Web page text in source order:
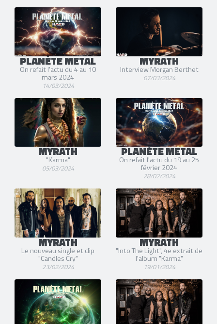
PLANÈTE METAL
On refait l'actu du 4 au 10
mars 2024
14/03/2024
MYRATH
Interview Morgan Berthet
07/03/2024
MYRATH
"Karma"
05/03/2024
PLANÈTE METAL
On refait l'actu du 19 au 25
février 2024
28/02/2024
MYRATH
Le nouveau single et clip
"Candles Cry"
23/02/2024
MYRATH
"Into The Light", 4e extrait de
l'album "Karma"
19/01/2024